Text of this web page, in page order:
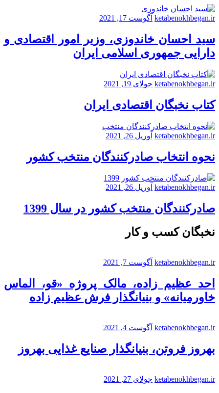
ketabenokhbegan.ir آگوست 17, 2021
سید احسان خاندوزی، وزیر امور اقتصادی و
دارایی جمهوری اسلامی ایران
ketabenokhbegan.ir جولای 19, 2021
کتاب نخبگان اقتصادی ایران
ketabenokhbegan.ir آوریل 26, 2021
نحوه انتخاب صادرکنندگان منتخب کشور
ketabenokhbegan.ir آوریل 26, 2021
صادرکنندگان منتخب کشور در سال 1399
نخبگان کسب و کار
ketabenokhbegan.ir آگوست 7, 2021
احد عظیم زاده، مالک پروژه «قو، الماس
خاورمیانه» و بنیانگذار فرش عظیم زاده
ketabenokhbegan.ir آگوست 4, 2021
بهروز فروتن، بنیانگذار صنایع غذایی بهروز
ketabenokhbegan.ir جولای 27, 2021